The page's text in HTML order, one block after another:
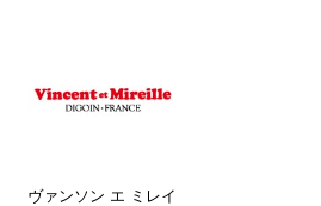
ヴァンソン エ ミレイ